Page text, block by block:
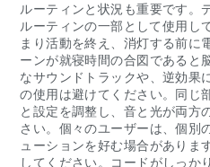
ルーティンと状況も重要です。
ルーティンの一部として使用し
まり活動を終え、消灯する前に
ーンが就寝時間の合図であると
なサウンドトラックや、逆効果
の使用は避けてください。同じ
と設定を調整し、音と光が両方
さい。個々のユーザーは、個別
ューションを好む場合がありま
してください。コードがしっか